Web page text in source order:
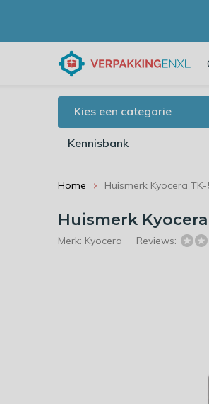
Kies een categorie
Kennisbank
Home Huismerk Kyocera
Huismerk
Merk: Kyocera Reviews: